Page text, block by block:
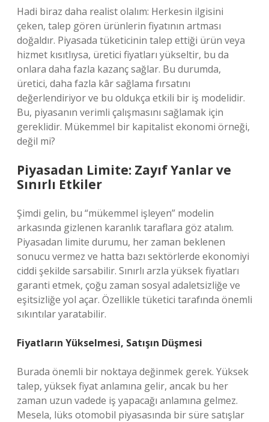
Hadi biraz daha realist olalım: Herkesin ilgisini
çeken, talep gören ürünlerin fiyatının artması
doğaldır. Piyasada tüketicinin talep ettiği ürün veya
hizmet kısıtlıysa, üretici fiyatları yükseltir, bu da
onlara daha fazla kazanç sağlar. Bu durumda,
üretici, daha fazla kâr sağlama fırsatını
değerlendiriyor ve bu oldukça etkili bir iş modelidir.
Bu, piyasanın verimli çalışmasını sağlamak için
gereklidir. Mükemmel bir kapitalist ekonomi örneği,
değil mi?
Piyasadan Limite: Zayıf Yanlar ve
Sınırlı Etkiler
Şimdi gelin, bu “mükemmel işleyen” modelin
arkasında gizlenen karanlık taraflara göz atalım.
Piyasadan limite durumu, her zaman beklenen
sonucu vermez ve hatta bazı sektörlerde ekonomiyi
ciddi şekilde sarsabilir. Sınırlı arzla yüksek fiyatları
garanti etmek, çoğu zaman sosyal adaletsizliğe ve
eşitsizliğe yol açar. Özellikle tüketici tarafında önemli
sıkıntılar yaratabilir.
Fiyatların Yükselmesi, Satışın Düşmesi
Burada önemli bir noktaya değinmek gerek. Yüksek
talep, yüksek fiyat anlamına gelir, ancak bu her
zaman uzun vadede iş yapacağı anlamına gelmez.
Mesela, lüks otomobil piyasasında bir süre satışlar